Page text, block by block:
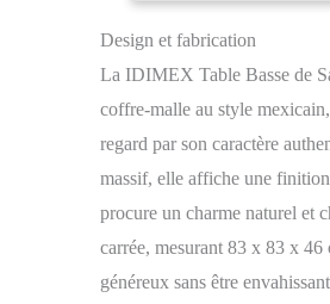
à la
Les
noir
Design et fabrication
La IDIMEX Table Basse de
coffre-malle au style
regard par son caractère
massif, elle affiche une
procure un charme naturel et
carrée, mesurant 83 x 83 x 46
généreux sans être